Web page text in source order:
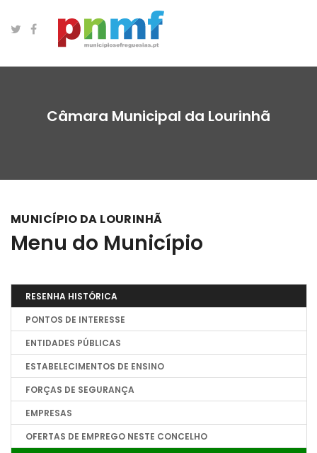
Câmara Municipal da Lourinhã
MUNICÍPIO DA LOURINHÃ
Menu do Município
RESENHA HISTÓRICA
PONTOS DE INTERESSE
ENTIDADES PÚBLICAS
ESTABELECIMENTOS DE ENSINO
FORÇAS DE SEGURANÇA
EMPRESAS
OFERTAS DE EMPREGO NESTE CONCELHO